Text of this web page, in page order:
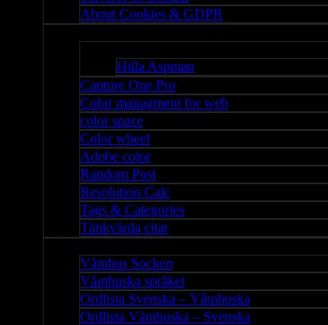
About Cookies & GDPR
Hilla Aspman
Capture One Pro
Color managment for web
color space
Color wheel
Adobe color
Random Post
Resolution Calc
Tags & Categories
Tänkvärda citat
Våmhus Socken
Våmhuska språket
Ordlista Svenska – Våmhuska
Ordlista Våmhuska – Svenska